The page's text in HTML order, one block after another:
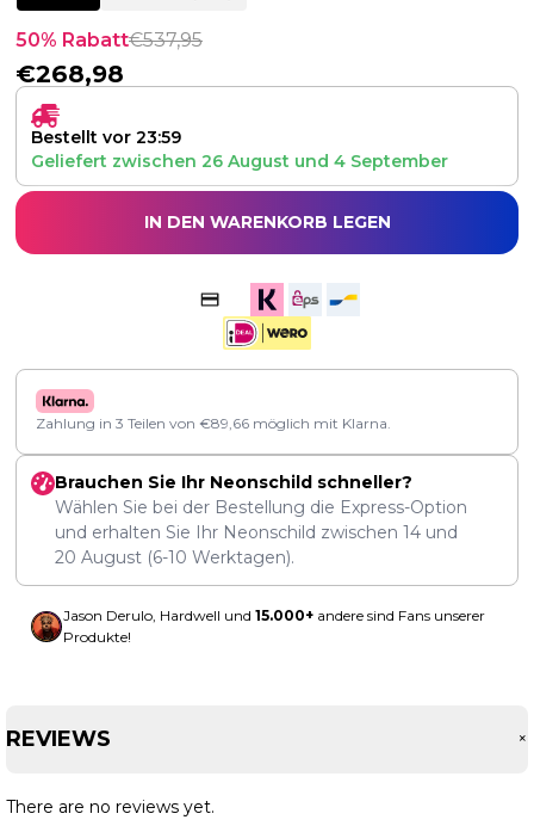
50% Rabatt€537,95
€268,98
Bestellt vor 23:59
Geliefert zwischen 26 August und 4 September
IN DEN WARENKORB LEGEN
Zahlung in 3 Teilen von €89,66 möglich mit Klarna.
Brauchen Sie Ihr Neonschild schneller?
Wählen Sie bei der Bestellung die Express-Option
und erhalten Sie Ihr Neonschild zwischen 14 und
20 August (6-10 Werktagen).
Jason Derulo, Hardwell und 15.000+ andere sind Fans unserer
Produkte!
REVIEWS +
There are no reviews yet.